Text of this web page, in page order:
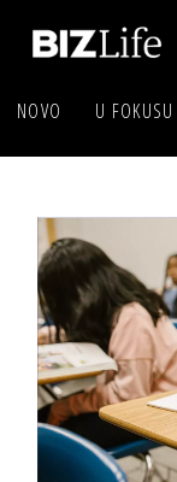
NOVO U FOKUSU